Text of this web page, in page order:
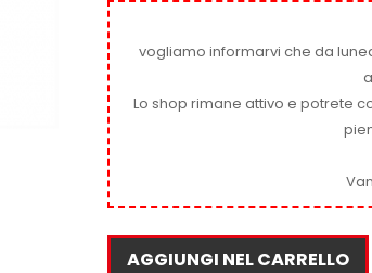
vogliamo informarvi che da
Lo shop rimane attivo e potrete
AGGIUNGI NEL CARRELLO